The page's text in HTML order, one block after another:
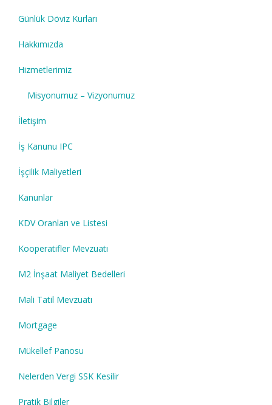
Günlük Döviz Kurları
Hakkımızda
Hizmetlerimiz
Misyonumuz – Vizyonumuz
İletişim
İş Kanunu IPC
İşçilik Maliyetleri
Kanunlar
KDV Oranları ve Listesi
Kooperatifler Mevzuatı
M2 İnşaat Maliyet Bedelleri
Mali Tatil Mevzuatı
Mortgage
Mükellef Panosu
Nelerden Vergi SSK Kesilir
Pratik Bilgiler